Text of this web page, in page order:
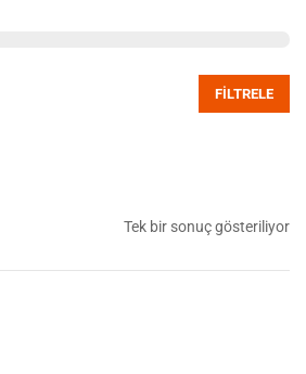
FILTRELE
Tek bir sonuç gösteriliyor